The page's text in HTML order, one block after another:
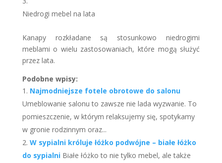
Niedrogi mebel na lata
Kanapy rozkładane są stosunkowo niedrogimi
meblami o wielu zastosowaniach, które mogą służyć
przez lata.
Podobne wpisy:
Najmodniejsze fotele obrotowe do salonu
Umeblowanie salonu to zawsze nie lada wyzwanie. To
pomieszczenie, w którym relaksujemy się, spotykamy
w gronie rodzinnym oraz...
W sypialni króluje łóżko podwójne – białe łóżko
do sypialni Białe łóżko to nie tylko mebel, ale także